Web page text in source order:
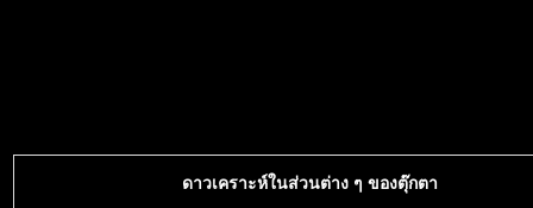
ดาวเคราะห์ในส่วนต่าง ๆ ของตุ๊กตา